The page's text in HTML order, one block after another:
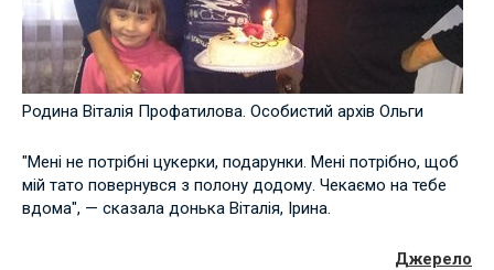
Родина Віталія Профатилова. Особистий архів Ольги
"Мені не потрібні цукерки, подарунки. Мені потрібно, щоб
мій тато повернувся з полону додому. Чекаємо на тебе
вдома", — сказала донька Віталія, Ірина.
Джерело